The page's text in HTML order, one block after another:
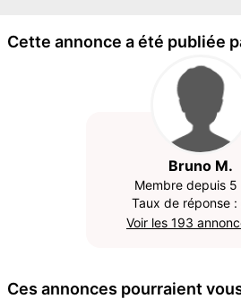
Cette annonce a été publiée
Bruno M.
Membre depuis 5
Taux de réponse :
Voir les 193
Ces annonces pourraient